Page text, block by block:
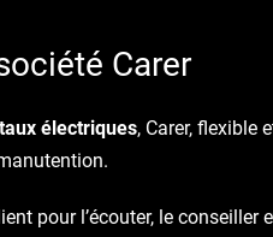
Carer
électriques, Carer, flexible
pour l’écouter, le